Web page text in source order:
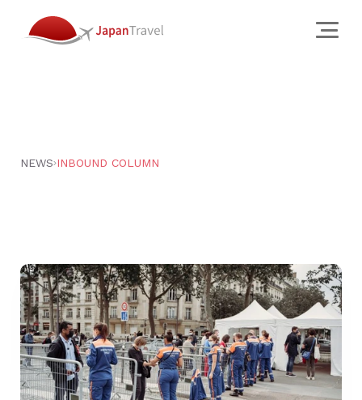
クリエイティブ スタジオ
Works
Why
News
NEWS INBOUND COLUMN